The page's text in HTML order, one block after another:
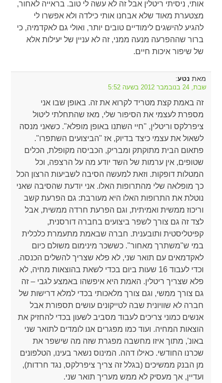
אותי, ניסיתי ריטלין אבל זה לא עשה לי טוב. בראייה לאחור,
מצטערת מאוד שלא אבחנו אותי כילדה ולא אפשרו לי
להגיע להישגים לימודיים טובים יותר, ואולי גם לאקדמיה, כי
ברור שההפרעה מנעה ממני, זה לא עניין של יעילות אלא
של שיפור איכות חיים.
מאת נטע:
שבת, 24 בנובמבר 2012 בשעה 5:52
זה באמת קצת מטריד לקרוא את זה. באופן שבו אני
מספרת לעצמי את הסיפור שלי, מאז שהתחלתי ליטול
ציפרלקס וריטלין, "חיי השתנו באופן מופלא". כשאני מנסה
לשאול את עצמי כיצד בדיוק, אז "הביצועים השתפרו".
פתאום הבית מתוקתק ומבריק, הכביסה מקופלת, הכלים
שטופים, אין ערמות של השד יודע מה על הרצפה, וכל
המטלות דופקות. וזאת למעשה הסיבה לשביעות הרצון הכל
כך מופלאה שלי מהתרופות האלו. אני יודעת שהסיבה שאני
נוטלת את התרופות האלו היא מעורבת: גם הפרעת קשב
וריכוז ממשית ואמיתית, וגם הפרעת חרדה ממשית, אבל
לצד זה גם צורך לשפר ביצועים בחברה דורסנית,
קפיטליסטית ותובענית. חברה שבאמת מתעמרת כלכלית
במי ש"משתרך מאחור". כששכר מינימום משולם כיום
לאקדמאים עם תואר שני, לא פלא שצריך להשלים הכנסה.
וכדי לעבוד 16 שעות ביום בכדי לשאת בהוצאות מחיה, לא
פלא שצריך ריטלין. האמת היא איפשהו באמצע לגבי – זה
גם צורך ממשי, וגם צורך מלאכותי בכדי למלא דרישות של
חברה לא שוויונית שבה לטייקונים עושים תספורת אבל
אנשים כמוני צריכים לעבוד מסביב לשעון בכדי להחזיק את
הוצאות המחיה. ועוד כמו מפגרים אנו לומדים לתואר שני
באונ', מתוך איזו מחשבה מפגרת שזה מה שישפר את
שכרנו החודשי. כאילו דהה. המינוס נשאר בעינו, הטלפונים
מן הבנק ממשיכים (בגלל זה צריך ציפרלקס, נגד חרדות),
ועדיין, אך מעסיק לא ממש מעריך תואר שני.